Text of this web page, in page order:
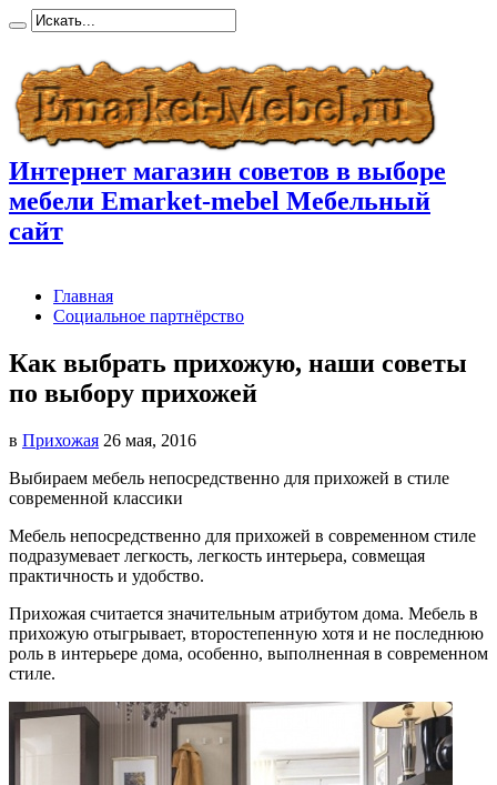
Интернет магазин советов в выборе
мебели Emarket-mebel Мебельный
сайт
Главная
Социальное партнёрство
Как выбрать прихожую, наши советы
по выбору прихожей
в Прихожая 26 мая, 2016
Выбираем мебель непосредственно для прихожей в стиле
современной классики
Мебель непосредственно для прихожей в современном стиле
подразумевает легкость, легкость интерьера, совмещая
практичность и удобство.
Прихожая считается значительным атрибутом дома. Мебель в
прихожую отыгрывает, второстепенную хотя и не последнюю
роль в интерьере дома, особенно, выполненная в современном
стиле.